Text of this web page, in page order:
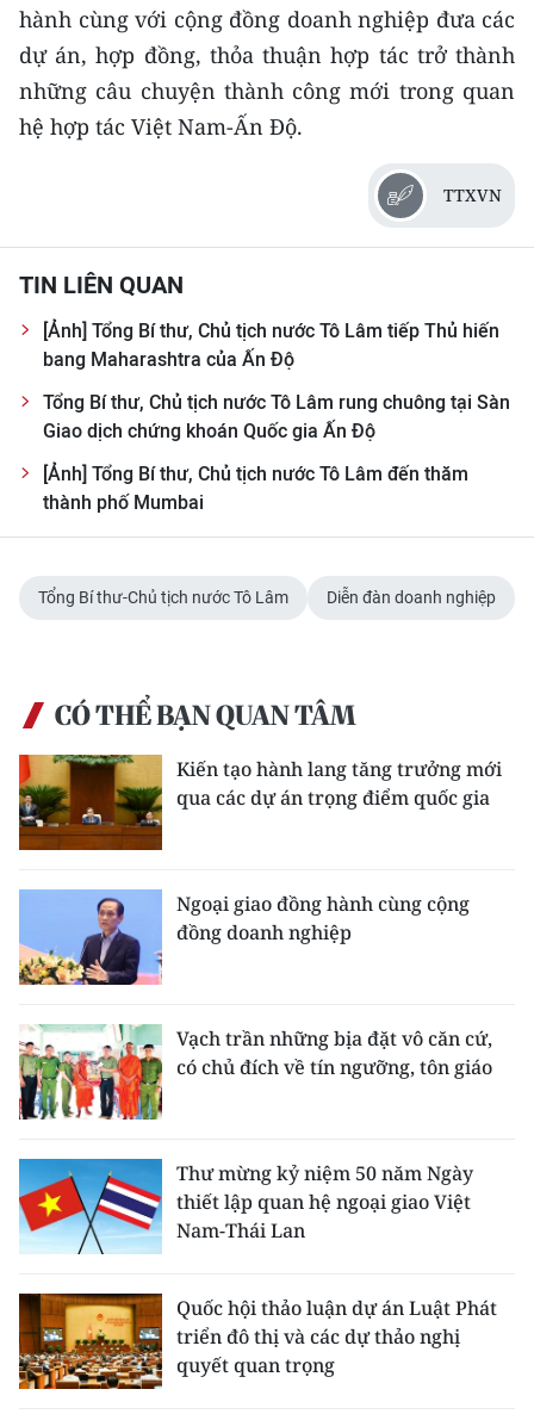
hành cùng với cộng đồng doanh nghiệp đưa các
dự án, hợp đồng, thỏa thuận hợp tác trở thành
những câu chuyện thành công mới trong quan
hệ hợp tác Việt Nam-Ấn Độ.
TTXVN
TIN LIÊN QUAN
[Ảnh] Tổng Bí thư, Chủ tịch nước Tô Lâm tiếp Thủ hiến
bang Maharashtra của Ấn Độ
Tổng Bí thư, Chủ tịch nước Tô Lâm rung chuông tại Sàn
Giao dịch chứng khoán Quốc gia Ấn Độ
[Ảnh] Tổng Bí thư, Chủ tịch nước Tô Lâm đến thăm
thành phố Mumbai
Tổng Bí thư-Chủ tịch nước Tô Lâm Diễn đàn doanh nghiệp
CÓ THỂ BẠN QUAN TÂM
Kiến tạo hành lang tăng trưởng mới
qua các dự án trọng điểm quốc gia
Ngoại giao đồng hành cùng cộng
đồng doanh nghiệp
Vạch trần những bịa đặt vô căn cứ,
có chủ đích về tín ngưỡng, tôn giáo
Thư mừng kỷ niệm 50 năm Ngày
thiết lập quan hệ ngoại giao Việt
Nam-Thái Lan
Quốc hội thảo luận dự án Luật Phát
triển đô thị và các dự thảo nghị
quyết quan trọng